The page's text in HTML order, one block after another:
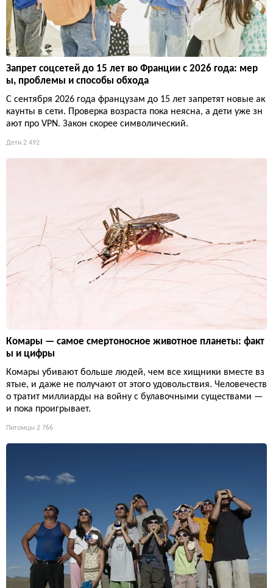
Запрет соцсетей до 15 лет во Франции с 2026 года: мер
ы, проблемы и способы обхода
С сентября 2026 года французам до 15 лет запретят новые ак
каунты в сети. Проверка возраста пока неясна, а дети уже зн
ают про VPN. Закон скорее символический.
Дети 2 492
Комары — самое смертоносное животное планеты: факт
ы и цифры
Комары убивают больше людей, чем все хищники вместе вз
ятые, и даже не получают от этого удовольствия. Человечеств
о тратит миллиарды на войну с булавочными существами —
и пока проигрывает.
Питомцы 2 766